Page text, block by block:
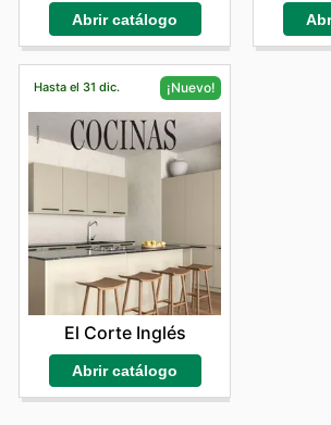
Abrir catálogo
Hasta el 31 dic. ¡Nuevo!
El Corte Inglés
Abrir catálogo